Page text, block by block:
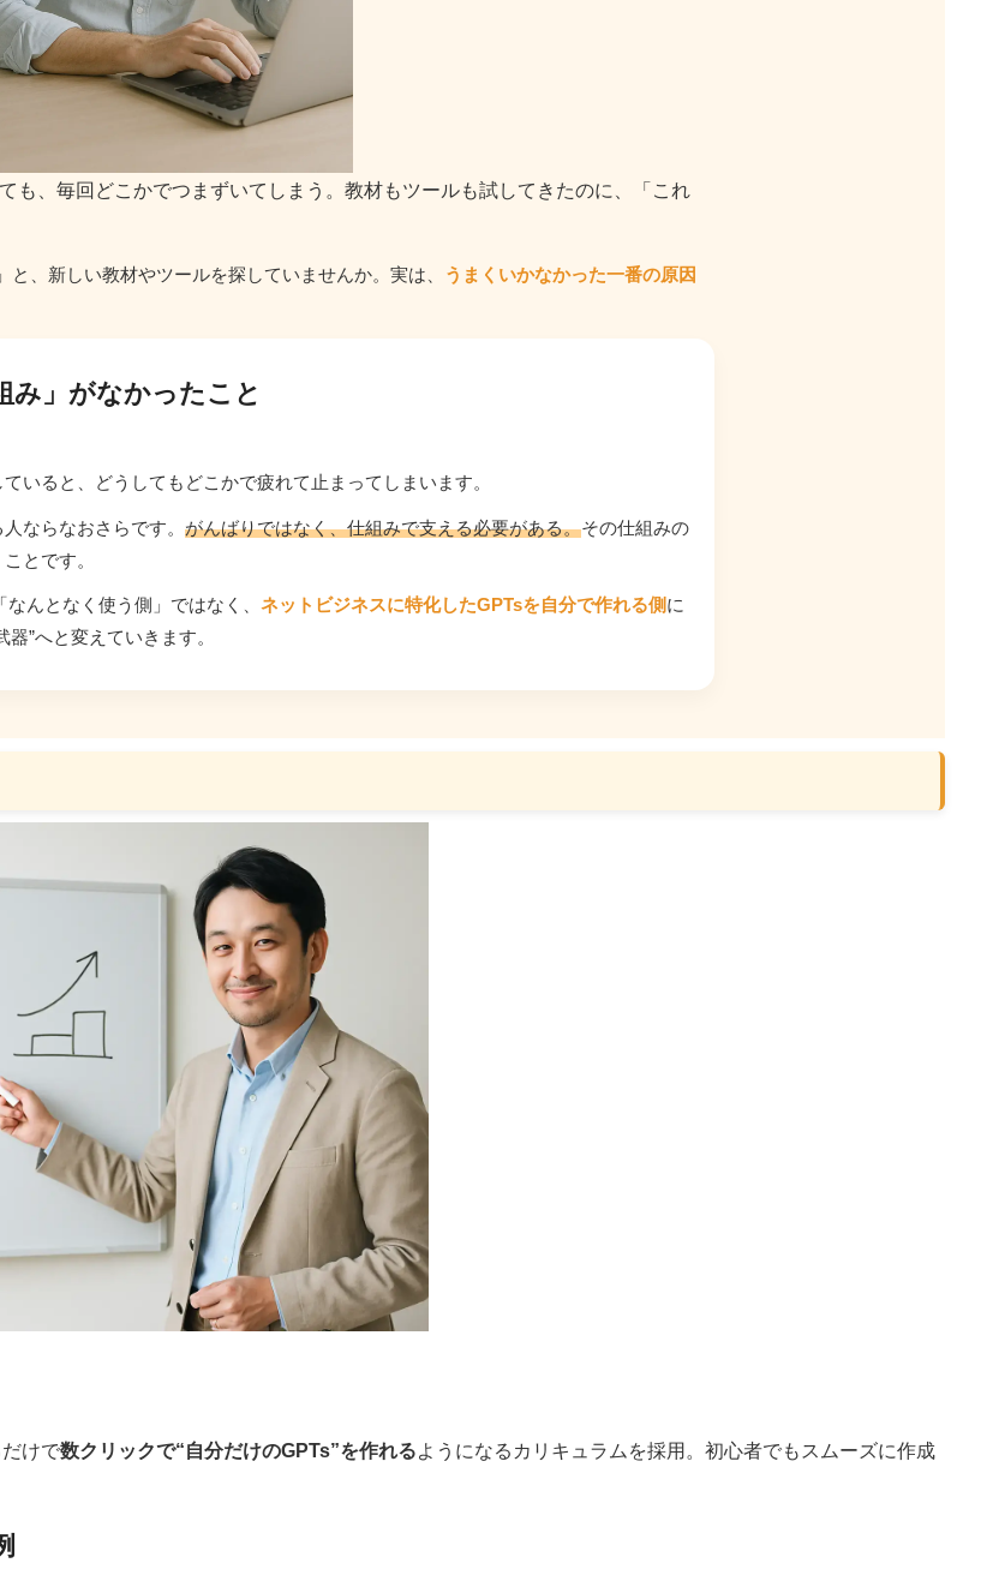
も、毎回どこかでつまずいてしまう。教材もツールも試してきたのに、
「これ
と、新しい教材やツールを探していませんか。実は、
うまくいかなかった一番の原因
み」がなかったこと
いると、どうしてもどこかで疲れて止まってしまいます。
ならなおさらです。 がんばりではなく、仕組みで支える必要がある。その仕組みの
とです。
んとなく使う側」ではなく、 ネットビジネスに特化したGPTsを自分で作れる側に
”へと変えていきます。
けで数クリックで“自分だけのGPTs”を作れるようになるカリキュラムを採用。初心者でもスムーズに作成